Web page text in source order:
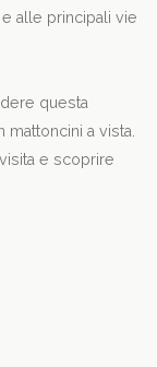
alle principali vie
questa
mattoncini a vista.
e scoprire